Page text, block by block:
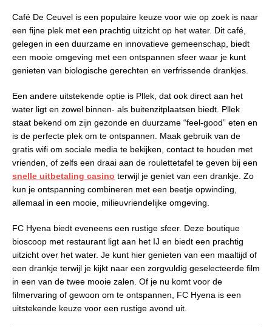
Café De Ceuvel is een populaire keuze voor wie op zoek is naar
een fijne plek met een prachtig uitzicht op het water. Dit café,
gelegen in een duurzame en innovatieve gemeenschap, biedt
een mooie omgeving met een ontspannen sfeer waar je kunt
genieten van biologische gerechten en verfrissende drankjes.
Een andere uitstekende optie is Pllek, dat ook direct aan het
water ligt en zowel binnen- als buitenzitplaatsen biedt. Pllek
staat bekend om zijn gezonde en duurzame “feel-good” eten en
is de perfecte plek om te ontspannen. Maak gebruik van de
gratis wifi om sociale media te bekijken, contact te houden met
vrienden, of zelfs een draai aan de roulettetafel te geven bij een
snelle uitbetaling casino terwijl je geniet van een drankje. Zo
kun je ontspanning combineren met een beetje opwinding,
allemaal in een mooie, milieuvriendelijke omgeving.
FC Hyena biedt eveneens een rustige sfeer. Deze boutique
bioscoop met restaurant ligt aan het IJ en biedt een prachtig
uitzicht over het water. Je kunt hier genieten van een maaltijd of
een drankje terwijl je kijkt naar een zorgvuldig geselecteerde film
in een van de twee mooie zalen. Of je nu komt voor de
filmervaring of gewoon om te ontspannen, FC Hyena is een
uitstekende keuze voor een rustige avond uit.